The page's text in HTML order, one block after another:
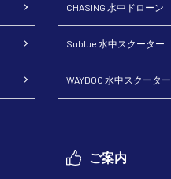
CHASING 水中ドローン
Sublue 水中スクーター
WAYDOO 水中スクーター
ご案内